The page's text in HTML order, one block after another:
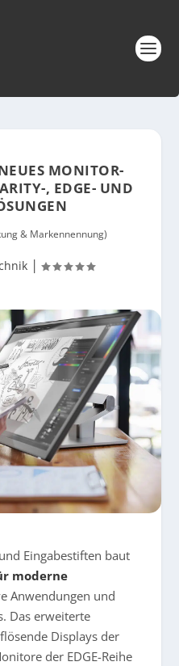
MONITOR-
, EDGE- UND
& Markennennung)
|
Eingabestiften baut
moderne
Anwendungen und
Das erweiterte
Displays der
der EDGE-Reihe